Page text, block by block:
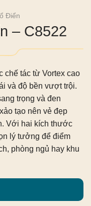
Điển
– C8522
chế tác từ Vortex cao
và độ bền vượt trội.
trọng và đen
tạo nên vẻ đẹp
Với hai kích thước
lý tưởng để điểm
phòng ngủ hay khu